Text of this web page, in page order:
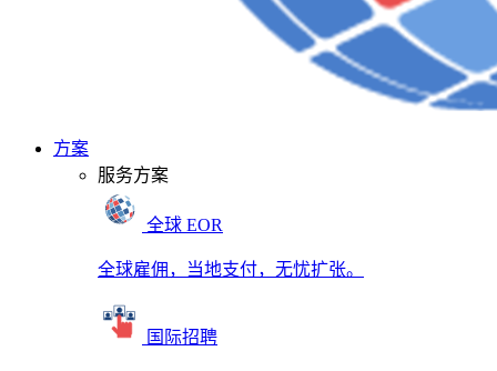
方案
服务方案
全球 EOR
全球雇佣，当地支付，无忧扩张。
国际招聘